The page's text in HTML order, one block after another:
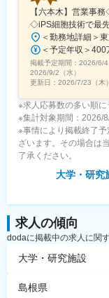
変更の範囲：会
【六本木】営業事
◇iPS細胞技術で最
掲載予定期間： 2026/6/4
2026/9/2（水）
更新日： 2026/7/23（木）
※求人応募数の多い順に
※集計対象期間：2026/
※事情により掲載終了
ざいます。その場合は
了承ください。
大学・研究
求人の傾向
dodaに掲載中の求人に関
大学・研究施設
島根県